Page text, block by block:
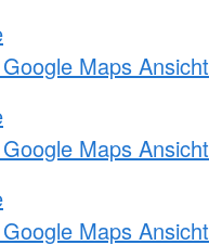
Maps Ansicht
Maps Ansicht
Maps Ansicht